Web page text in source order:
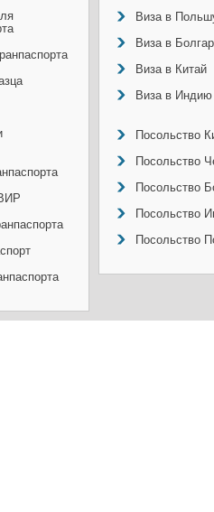
Виза в
Виза в
Виза в Китай
Виза в Индию
Посольство
Посольство
Посольство
Посольство
Посольство